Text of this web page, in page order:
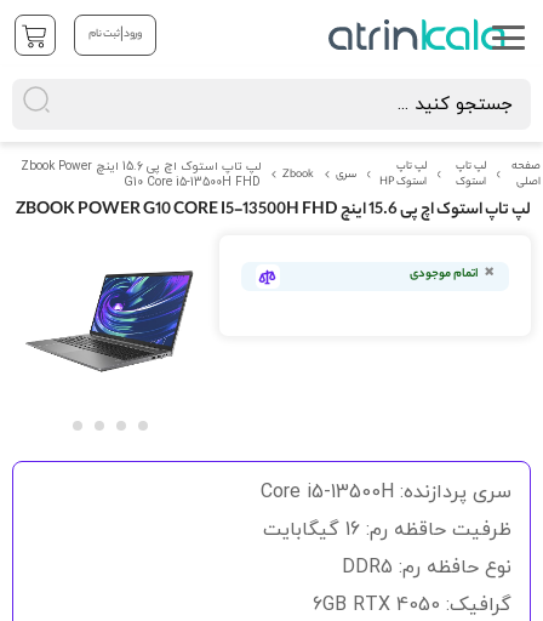
ورود|ثبت نام
صفحه
اصلی
لپ تاپ
استوک
لپ تاپ
استوک HP
سری Zbook
لپ تاپ استوک اچ پی 15.6 اینچ Zbook Power
G10 Core i5-13500H FHD
لپ تاپ استوک اچ پی 15.6 اینچ ZBOOK POWER G10 CORE I5-13500H FHD
به
انتهای
گالری
تصاویر
اتمام موجودی
سری پردازنده: Core i5-13500H
ظرفیت حاقظه رم: 16 گیگابایت
نوع حافظه رم: DDR5
گرافیک: 6GB RTX 4050